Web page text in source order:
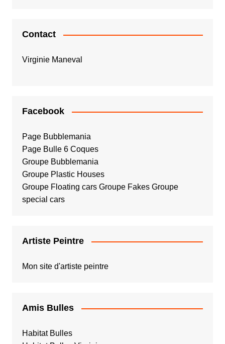
Contact
Virginie Maneval
Facebook
Page Bubblemania
Page Bulle 6 Coques
Groupe Bubblemania
Groupe Plastic Houses
Groupe Floating cars Groupe Fakes Groupe
special cars
Artiste Peintre
Mon site d'artiste peintre
Amis Bulles
Habitat Bulles